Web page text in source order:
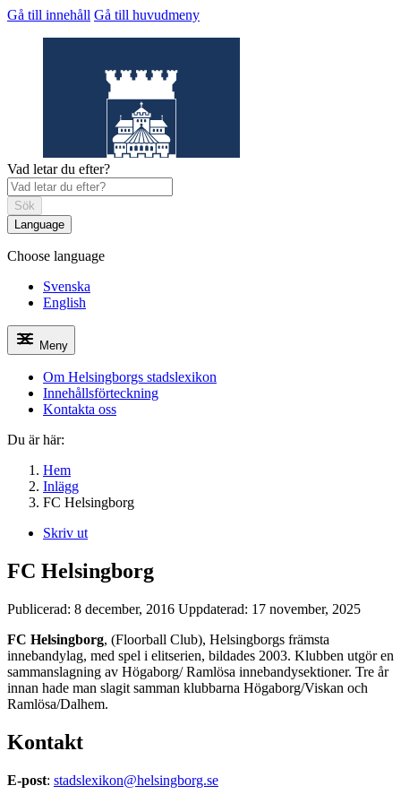
Gå till innehåll Gå till huvudmeny
Helsingborgs stadslexikon
Vad letar du efter?
Sök
Language
Choose language
Svenska
English
Meny
Om Helsingborgs stadslexikon
Innehållsförteckning
Kontakta oss
Du är här:
Hem
Inlägg
FC Helsingborg
Skriv ut
FC Helsingborg
Publicerad: 8 december, 2016 Uppdaterad: 17 november, 2025
FC Helsingborg, (Floorball Club), Helsingborgs främsta
innebandylag, med spel i elitserien, bildades 2003. Klubben utgör en
sammanslagning av Högaborg/ Ramlösa innebandysektioner. Tre år
innan hade man slagit samman klubbarna Högaborg/Viskan och
Ramlösa/Dalhem.
Kontakt
E-post: stadslexikon@helsingborg.se